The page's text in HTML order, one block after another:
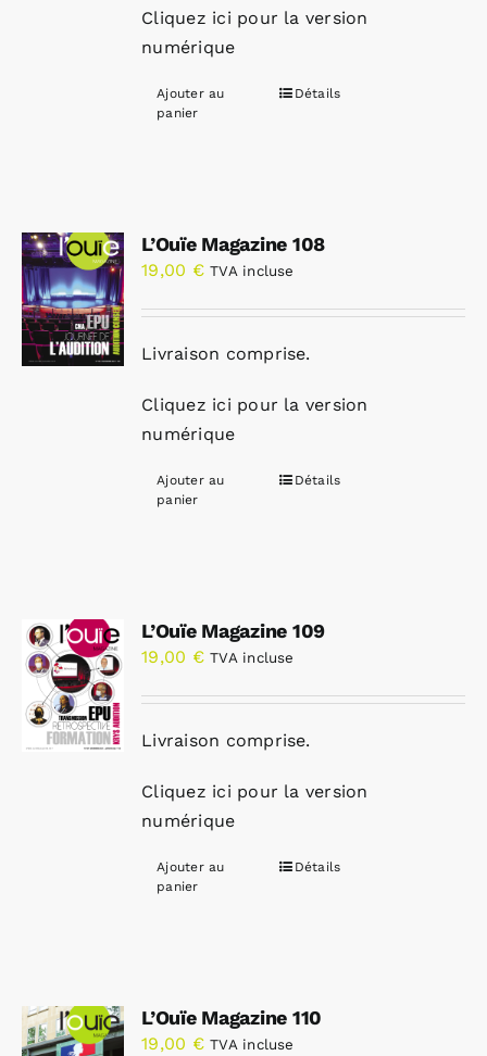
Cliquez ici pour la version
numérique
Ajouter au
panier
Détails
L’Ouïe Magazine 108
19,00 € TVA incluse
Livraison comprise.
Cliquez ici pour la version
numérique
Ajouter au
panier
Détails
L’Ouïe Magazine 109
19,00 € TVA incluse
Livraison comprise.
Cliquez ici pour la version
numérique
Ajouter au
panier
Détails
L’Ouïe Magazine 110
19,00 € TVA incluse